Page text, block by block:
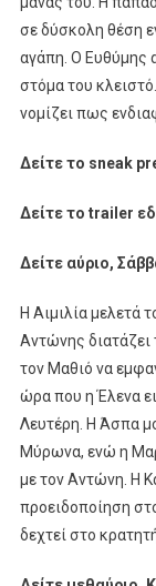
σε δύσκολη θέση
αγάπη. Ο Ευθύμης
στόμα του
νομίζει πως
Δείτε το sneak
Δείτε το trailer
Δείτε αύριο,
Η Αιμιλία μελετά
Αντώνης διατάζει
τον Μαθιό να
ώρα που η Έλενα
Λευτέρη. Η Άσπα
Μύρωνα, ενώ η
με τον Αντώνη. Η
προειδοποίηση
δεχτεί στο